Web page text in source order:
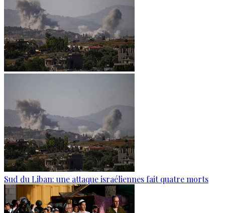
Sud du Liban: une attaque israéliennes fait quatre morts